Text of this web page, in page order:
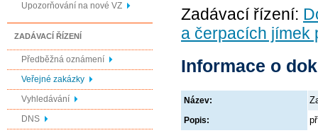
Upozorňování na nové VZ
ZADÁVACÍ ŘÍZENÍ
Předběžná oznámení
Veřejné zakázky
Vyhledávání
DNS
Zadávací řízení:
a čerpacích jímek
Informace o
Název:
Popis: